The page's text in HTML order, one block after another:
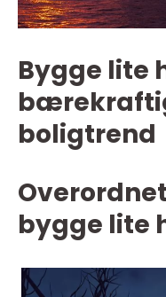
Bygge lite
boligtrend
bygge lite